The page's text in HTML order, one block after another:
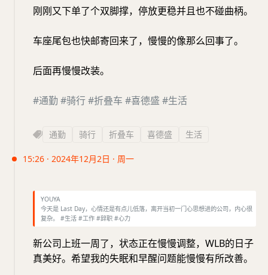
刚刚又下单了个双脚撑，停放更稳并且也不碰曲柄。
车座尾包也快邮寄回来了，慢慢的像那么回事了。
后面再慢慢改装。
#通勤 #骑行#折叠车 #喜德盛 #生活
通勤 骑行 折叠车 喜德盛 生活
15:26 · 2024年12月2日 · 周一
YOUYA
今天是 Last Day，心情还是有点儿低落，离开当初一门心思想进的公司，内心很
复杂。 #生活 #工作 #辞职 #心力
新公司上班一周了，状态正在慢慢调整，WLB的日子
真美好。希望我的失眠和早醒问题能慢慢有所改善。